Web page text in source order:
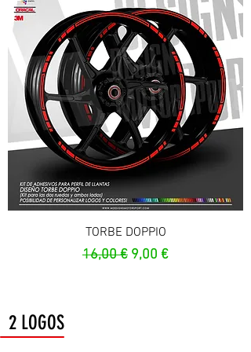
TORBE DOPPIO
Prix original
16,00 € Prix promotionnel
9,00 €
2 LOGOS